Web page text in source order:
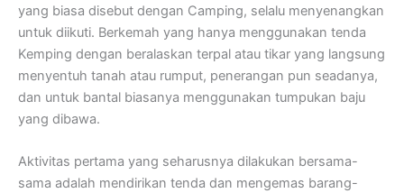
yang biasa disebut dengan Camping, selalu menyenangkan
untuk diikuti. Berkemah yang hanya menggunakan tenda
Kemping dengan beralaskan terpal atau tikar yang langsung
menyentuh tanah atau rumput, penerangan pun seadanya,
dan untuk bantal biasanya menggunakan tumpukan baju
yang dibawa.
Aktivitas pertama yang seharusnya dilakukan bersama-
sama adalah mendirikan tenda dan mengemas barang-